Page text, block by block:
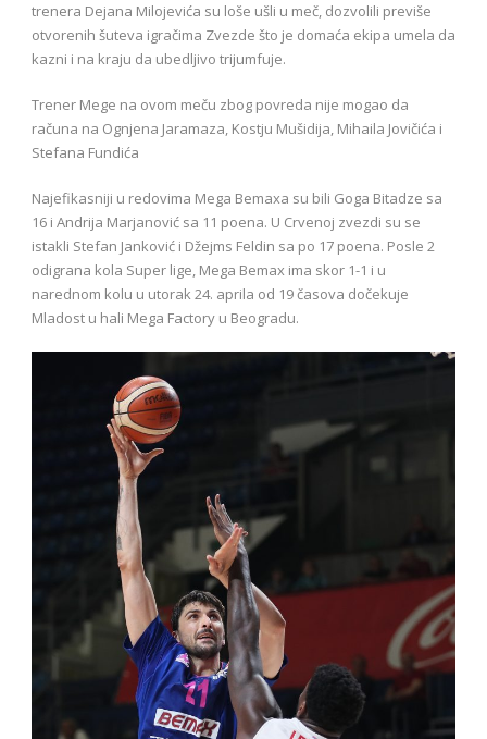
trenera Dejana Milojevića su loše ušli u meč, dozvolili previše
otvorenih šuteva igračima Zvezde što je domaća ekipa umela da
kazni i na kraju da ubedljivo trijumfuje.
Trener Mege na ovom meču zbog povreda nije mogao da
računa na Ognjena Jaramaza, Kostju Mušidija, Mihaila Jovičića i
Stefana Fundića
Najefikasniji u redovima Mega Bemaxa su bili Goga Bitadze sa
16 i Andrija Marjanović sa 11 poena. U Crvenoj zvezdi su se
istakli Stefan Janković i Džejms Feldin sa po 17 poena. Posle 2
odigrana kola Super lige, Mega Bemax ima skor 1-1 i u
narednom kolu u utorak 24. aprila od 19 časova dočekuje
Mladost u hali Mega Factory u Beogradu.